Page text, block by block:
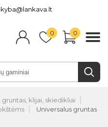
0 0
gruntas, klijai, skiedikliai
Universalus gruntas